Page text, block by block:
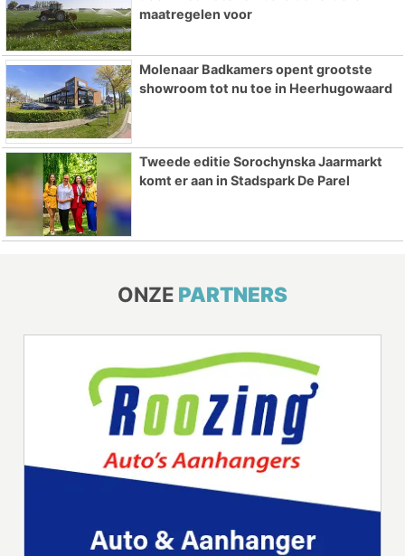
maatregelen voor
Molenaar Badkamers opent grootste
showroom tot nu toe in Heerhugowaard
Tweede editie Sorochynska Jaarmarkt
komt er aan in Stadspark De Parel
ONZE PARTNERS